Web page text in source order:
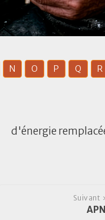
N O P Q R
d'énergie
Suivant ›
APN